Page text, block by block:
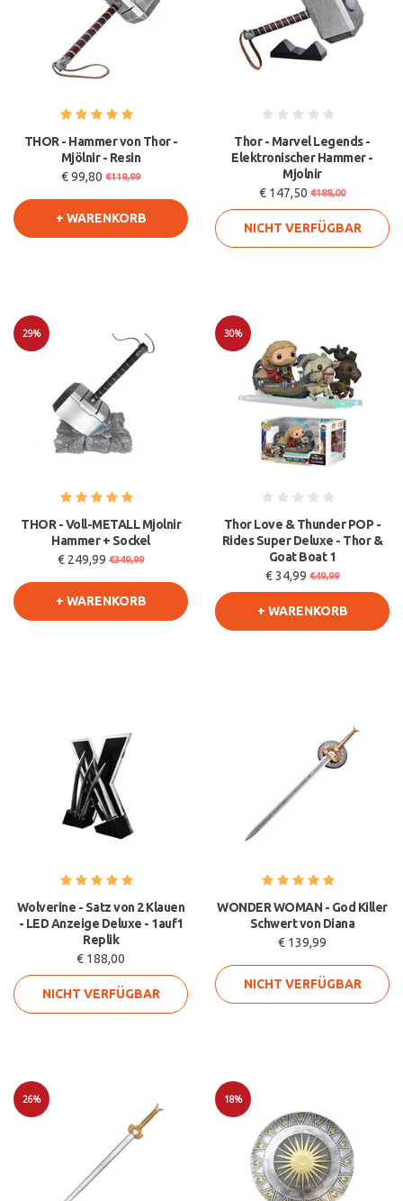
THOR - Hammer von Thor -
Mjölnir - Resin
€ 99,80 €119,99
+ WARENKORB
Thor - Marvel Legends -
Elektronischer Hammer -
Mjolnir
€ 147,50 €188,00
NICHT VERFÜGBAR
29%
THOR - Voll-METALL Mjolnir
Hammer + Sockel
€ 249,99 €349,99
+ WARENKORB
30%
Thor Love & Thunder POP -
Rides Super Deluxe - Thor &
Goat Boat 1
€ 34,99 €49,99
+ WARENKORB
Wolverine - Satz von 2 Klauen
- LED Anzeige Deluxe - 1auf1
Replik
€ 188,00
NICHT VERFÜGBAR
WONDER WOMAN - God Killer
Schwert von Diana
€ 139,99
NICHT VERFÜGBAR
26% 18%